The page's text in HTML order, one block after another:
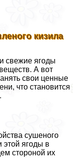
кизила
свежие ягоды
А вот
свои ценные
что становится
сушеного
этой ягоды в
стороной их